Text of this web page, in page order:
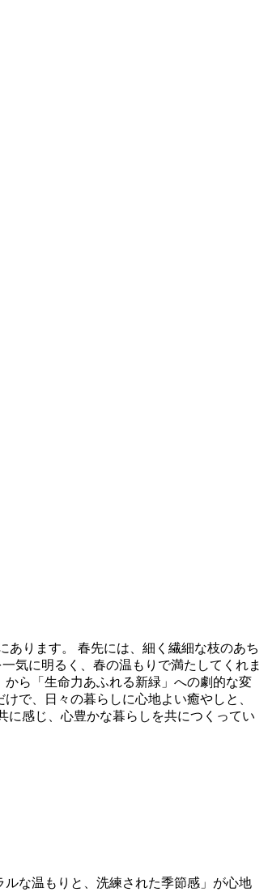
あります。 春先には、細く繊細な枝のあち
気に明るく、春の温もりで満たしてくれま
ら「生命力あふれる新緑」への劇的な変
で、日々の暮らしに心地よい癒やしと、
に感じ、心豊かな暮らしを共につくってい
な温もりと、洗練された季節感」が心地